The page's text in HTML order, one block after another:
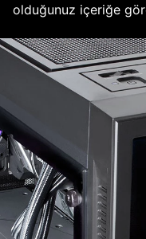
olduğunuz içeriğe